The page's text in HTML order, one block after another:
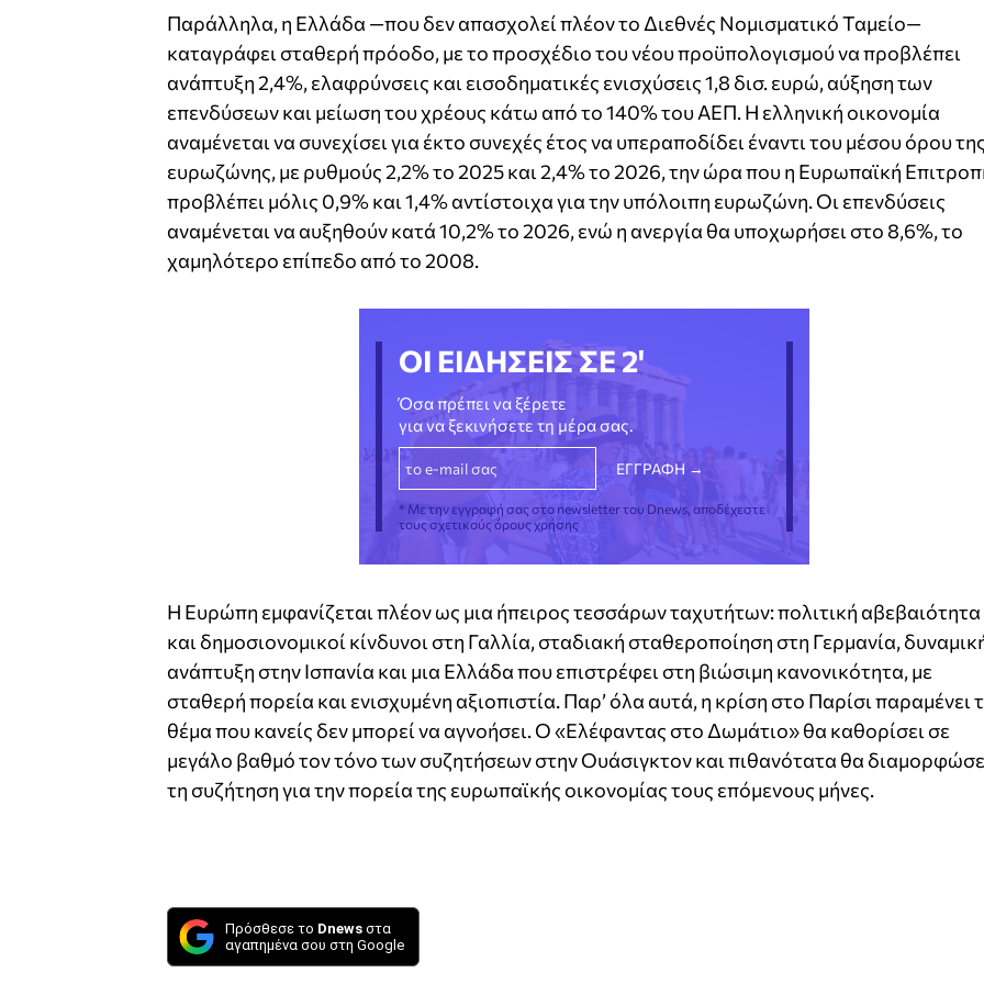
Παράλληλα, η Ελλάδα —που δεν απασχολεί πλέον το Διεθνές Νομισματικό Ταμείο—
καταγράφει σταθερή πρόοδο, με το προσχέδιο του νέου προϋπολογισμού να προβλέπει
ανάπτυξη 2,4%, ελαφρύνσεις και εισοδηματικές ενισχύσεις 1,8 δισ. ευρώ, αύξηση των
επενδύσεων και μείωση του χρέους κάτω από το 140% του ΑΕΠ. Η ελληνική οικονομία
αναμένεται να συνεχίσει για έκτο συνεχές έτος να υπεραποδίδει έναντι του μέσου όρου
ευρωζώνης, με ρυθμούς 2,2% το 2025 και 2,4% το 2026, την ώρα που η Ευρωπαϊκή
προβλέπει μόλις 0,9% και 1,4% αντίστοιχα για την υπόλοιπη ευρωζώνη. Οι επενδύσεις
αναμένεται να αυξηθούν κατά 10,2% το 2026, ενώ η ανεργία θα υποχωρήσει στο 8,6%, το
χαμηλότερο επίπεδο από το 2008.
ΟΙ ΕΙΔΗΣΕΙΣ ΣΕ 2'
Όσα πρέπει να ξέρετε
για να ξεκινήσετε τη μέρα σας.
* Με την εγγραφή σας στο newsletter του Dnews, αποδέχεστε
τους σχετικούς όρους χρήσης
Η Ευρώπη εμφανίζεται πλέον ως μια ήπειρος τεσσάρων ταχυτήτων: πολιτική αβεβαιότητα
και δημοσιονομικοί κίνδυνοι στη Γαλλία, σταδιακή σταθεροποίηση στη Γερμανία,
ανάπτυξη στην Ισπανία και μια Ελλάδα που επιστρέφει στη βιώσιμη κανονικότητα, με
σταθερή πορεία και ενισχυμένη αξιοπιστία. Παρ’ όλα αυτά, η κρίση στο Παρίσι παραμένει
θέμα που κανείς δεν μπορεί να αγνοήσει. Ο «Ελέφαντας στο Δωμάτιο» θα καθορίσει σε
μεγάλο βαθμό τον τόνο των συζητήσεων στην Ουάσιγκτον και πιθανότατα θα
τη συζήτηση για την πορεία της ευρωπαϊκής οικονομίας τους επόμενους μήνες.
Πρόσθεσε το Dnews στα
αγαπημένα σου στη Google